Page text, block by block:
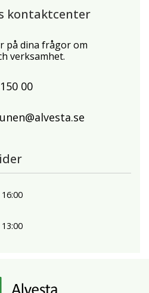
kontaktcenter
på dina frågor om
verksamhet.
00
16:00
13:00